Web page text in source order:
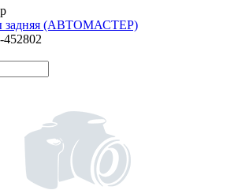
задняя (АВТОМАСТЕР)
452802